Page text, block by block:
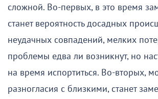
сложной. Во-первых, в это время
станет вероятность досадных
неудачных совпадений, мелких
проблемы едва ли возникнут, но
на время испортиться. Во-вторых,
разногласия с близкими, станет